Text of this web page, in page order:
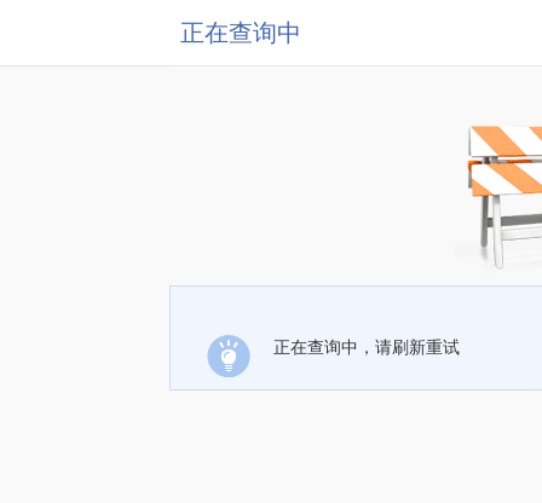
正在查询中
正在查询中，请刷新重试